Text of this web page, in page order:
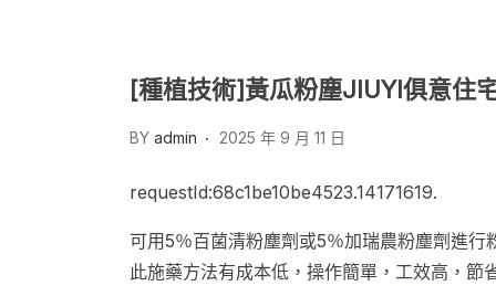
[種植技術]黃瓜粉塵JIUYI俱意住
BY admin 2025 年 9 月 11 日
requestId:68c1be10be4523.14171619.
可用5％百菌清粉塵劑或5％加瑞農粉塵劑進行
此施藥方法有成本低，操作簡單，工效高，節